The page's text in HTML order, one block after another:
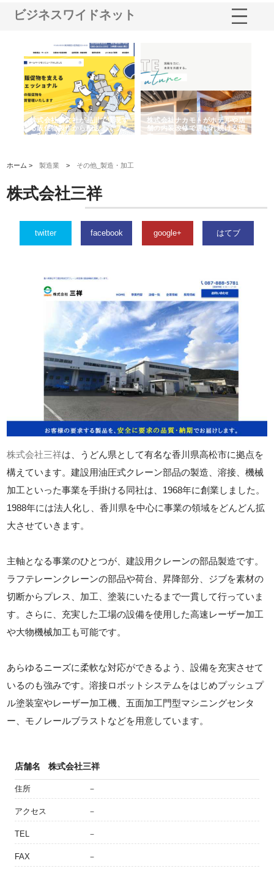
ビジネスワイドネット
株式会社耕文社が品川で実現す
る販促物製作から配送までワン
ストップ対応
株式会社ナカモトがホテルや店
舗の内装改修で選ばれ続ける理
由
ホーム >製造業 > その他_製造・加工
株式会社三祥
twitter facebook google+ はてブ
株式会社三祥は、うどん県として有名な香川県高松市に拠点を
構えています。建設用油圧式クレーン部品の製造、溶接、機械
加工といった事業を手掛ける同社は、1968年に創業しました。
1988年には法人化し、香川県を中心に事業の領域をどんどん拡
大させていきます。
主軸となる事業のひとつが、建設用クレーンの部品製造です。
ラフテレーンクレーンの部品や荷台、昇降部分、ジブを素材の
切断からプレス、加工、塗装にいたるまで一貫して行っていま
す。さらに、充実した工場の設備を使用した高速レーザー加工
や大物機械加工も可能です。
あらゆるニーズに柔軟な対応ができるよう、設備を充実させて
いるのも強みです。溶接ロボットシステムをはじめプッシュプ
ル塗装室やレーザー加工機、五面加工門型マシニングセンタ
ー、モノレールブラストなどを用意しています。
店舗名 株式会社三祥
住所 －
アクセス －
TEL －
FAX －